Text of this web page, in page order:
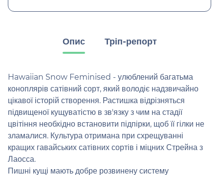
Опис Тріп-репорт
Hawaiian Snow Feminised - улюблений багатьма
коноплярів сатівний сорт, який володіє надзвичайно
цікавої історій створення. Растишка відрізняться
підвищеної кущуватістю в зв'язку з чим на стадії
цвітіння необхідно встановити підпірки, щоб її гілки не
зламалися. Культура отримана при схрещуванні
кращих гавайських сатівних сортів і міцних Стрейна з
Лаосса.
Пишні кущі мають добре розвинену систему